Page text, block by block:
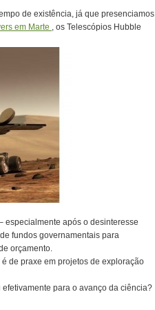
de existência, já que presenciamos
em Marte , os Telescópios Hubble
especialmente após o desinteresse
fundos governamentais para
orçamento.
de praxe em projetos de exploração
para o avanço da ciência?